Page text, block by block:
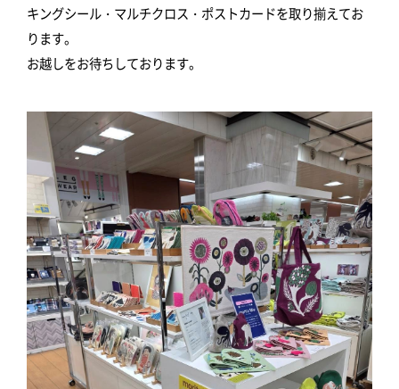
キングシール・マルチクロス・ポストカードを取り揃えてお
ります。
お越しをお待ちしております。